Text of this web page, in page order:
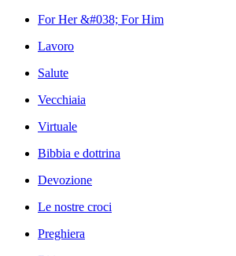
For Her &#038; For Him
Lavoro
Salute
Vecchiaia
Virtuale
Bibbia e dottrina
Devozione
Le nostre croci
Preghiera